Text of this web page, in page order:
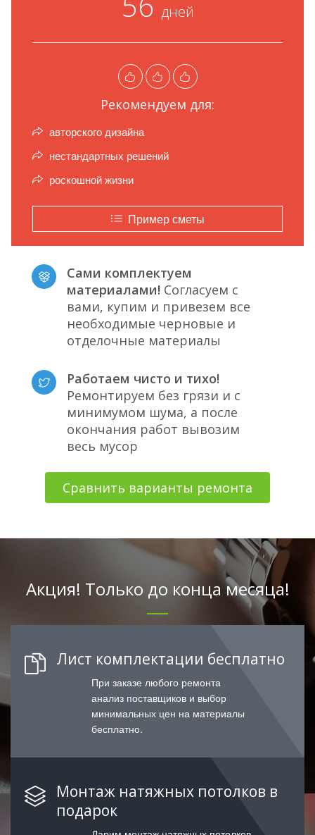
дней
Рекомендуем для:
авторского дизайна
нестандартных решений
роскошной жизни
Пример сметы
Сами комплектуем
материалами! Согласуем с
вами, купим и привезем все
необходимые черновые и
отделочные материалы
Работаем чисто и тихо!
Ремонтируем без грязи и с
минимумом шума, а после
окончания работ вывозим
весь мусор
Сравнить варианты ремонта
Акция! Только до конца месяца!
Лист комплектации бесплатно
При заказе любого ремонта
анализ поставщиков и выбор
минимальных цен на материалы
бесплатно.
Монтаж натяжных потолков в
подарок